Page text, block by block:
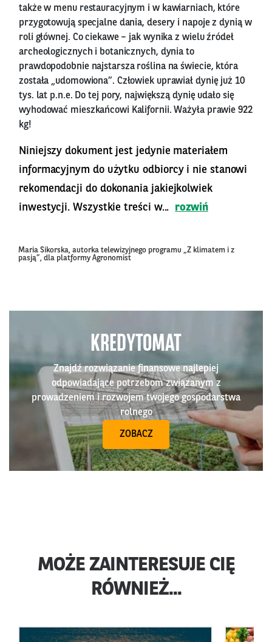
także w menu restauracyjnym i w kawiarniach, które
przygotowują specjalne dania, desery i napoje z dynią w
roli głównej. Co ciekawe – jak wynika z wielu źródeł
archeologicznych i botanicznych, dynia to
prawdopodobnie najstarsza roślina na świecie, która
została „udomowiona”. Człowiek uprawiał dynię już 10
tys. lat p.n.e. Do tej pory, największą dynię udało się
wyhodować mieszkańcowi Kalifornii. Ważyła prawie 922
kg!
Niniejszy dokument jest jedynie materiałem
informacyjnym do użytku odbiorcy i nie stanowi
rekomendacji do dokonania jakiejkolwiek
inwestycji. Wszystkie treści w...
rozwiń
Maria Sikorska, autorka telewizyjnego programu „Z klimatem i z
pasją”, dla platformy Agronomist
KREDYTOMAT
Znajdź rozwiązanie finansowe najlepiej
odpowiadające potrzebom związanym z
prowadzeniem i rozwojem twojego gospodarstwa
rolnego
ZOBACZ
MOŻE ZAINTERESUJE CIĘ
RÓWNIEŻ...